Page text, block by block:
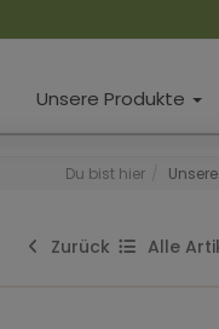
Unsere Produkte
Du bist hier
Zurück Alle